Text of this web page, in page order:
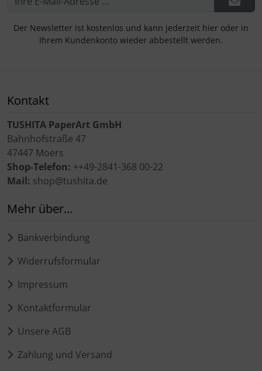
Der Newsletter ist kostenlos und kann jederzeit hier oder in
Ihrem Kundenkonto wieder abbestellt werden.
Kontakt
TUSHITA PaperArt GmbH
Bahnhofstraße 47
47447 Moers
Shop-Telefon: ++49-2841-368 00-22
Mail: shop@tushita.de
Mehr über...
Bankverbindung
Widerrufsformular
Impressum
Kontaktformular
Unsere AGB
Zahlung und Versand